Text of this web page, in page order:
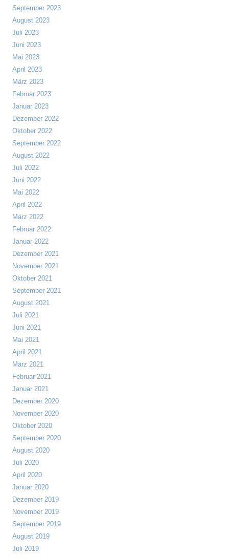
September 2023
August 2023
Juli 2023
Juni 2023
Mai 2023
April 2023
März 2023
Februar 2023
Januar 2023
Dezember 2022
Oktober 2022
September 2022
August 2022
Juli 2022
Juni 2022
Mai 2022
April 2022
März 2022
Februar 2022
Januar 2022
Dezember 2021
November 2021
Oktober 2021
September 2021
August 2021
Juli 2021
Juni 2021
Mai 2021
April 2021
März 2021
Februar 2021
Januar 2021
Dezember 2020
November 2020
Oktober 2020
September 2020
August 2020
Juli 2020
April 2020
Januar 2020
Dezember 2019
November 2019
September 2019
August 2019
Juli 2019